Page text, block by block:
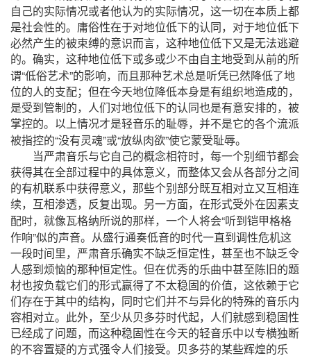
自己的实际情况或者他认为的实际情况，这一切在本质上都
是社会性的。庸俗性在于对地位低下的认同，对于地位低下
必然产生的被束缚的意识而言，这种地位低下又是无法逃避
的。确实，这种地位低下或多或少不由自主地受到从前的所
谓“低俗艺术”的影响，而且那种艺术总是听凭已然降低了地
位的人的支配；但在今天地位降低本身是有组织地造成的，
是受到管制的，人们对地位低下的认同也是有意安排的，被
掌控的。以上情况才是轻音乐的耻辱，并不是它的各个流派
被指控的“没有灵魂”或“放纵肉欲”使它蒙受耻辱。
当严肃音乐与它自己的概念相符时，每一个别细节都会
获得其在全部过程中的具体意义，而整体又会从各部分之间
的有机联系中获得意义，那些个别部分既互相对立又互相连
续，互相渗透，反复出现。另一方面，在形式受外在因素支
配时，就像瓦格纳所说的那样，一个人将会“听到铠甲格格
作响”似的声音。从盛行通奏低音的时代一直到调性危机这
一段时间里，严肃音乐确实不缺乏恒定性，甚至也不缺乏令
人感到烦恼的那种恒定性。但在优秀的乐曲中甚至陈旧的题
材也按负载它们的形式赢得了不太稳固的价值，这依赖于它
们存在于其中的结构，同时它们并不与异化的特殊的音乐内
容相对立。此外，至少从贝多芬时代起，人们就感到稳固性
已经成了问题，而这种稳固性在今天的轻音乐中以专横独断
的不容置疑的方式强令人们接受。贝多芬的某些辉煌的乐